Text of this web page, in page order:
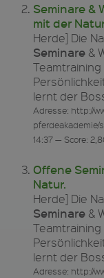
Seminare &
mit der
Herde] Die
Seminare&
lernt der
Adresse: http://
pferdeakademie/
14:37 — Score:
Offene
Natur.
Herde] Die
Seminare&
lernt der
Adresse: http://